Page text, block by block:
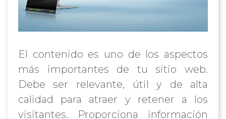
El contenido es uno de los aspectos
más importantes de tu sitio web.
Debe ser relevante, útil y de alta
calidad para atraer y retener a los
visitantes. Proporciona información